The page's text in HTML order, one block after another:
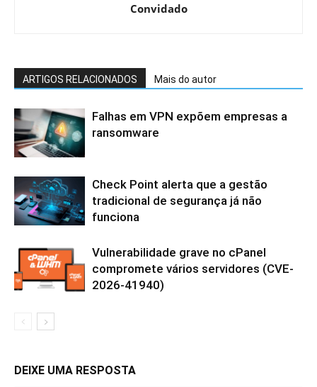
Convidado
ARTIGOS RELACIONADOS Mais do autor
Falhas em VPN expõem empresas a
ransomware
Check Point alerta que a gestão
tradicional de segurança já não
funciona
Vulnerabilidade grave no cPanel
compromete vários servidores (CVE-
2026-41940)
DEIXE UMA RESPOSTA